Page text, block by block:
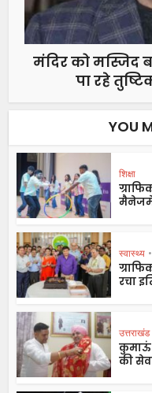
मंदिर को मस्जिद
पा रहे
YOU
शिक्षा
स्वास्थ्य •
रचा
उत्तराखंड
की